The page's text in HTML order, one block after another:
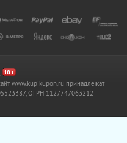
www.kupikupon.ru принадлежат
ОГРН 1127747063212